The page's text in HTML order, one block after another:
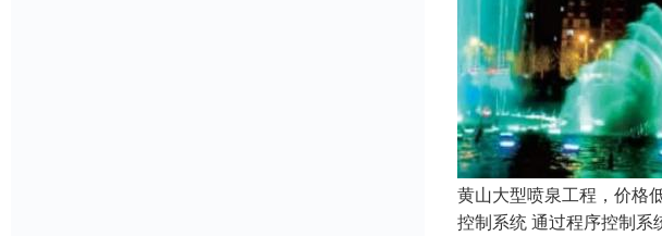
黄山大型喷泉工程，价格
控制系统 通过程序控制